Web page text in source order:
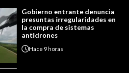
Gobierno entrante denuncia
presuntas irregularidades en
la compra de sistemas
antidrones
Hace 9 horas